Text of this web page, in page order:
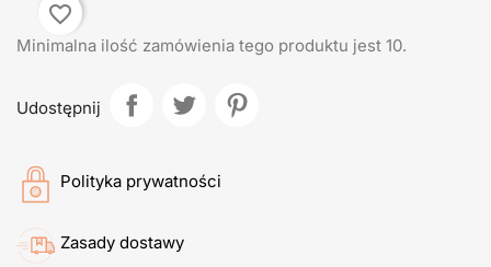
favorite_border
Minimalna ilość zamówienia tego produktu jest 10.
Udostępnij
Polityka prywatności
Zasady dostawy